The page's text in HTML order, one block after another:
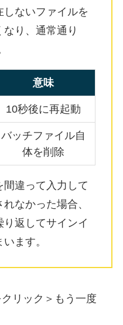
ないファイルを
り、通常通り
意味
10秒後に再起動
バッチファイル自
体を削除
間違って入力して
なかった場合、
返してサインイ
ます。
リック＞もう一度